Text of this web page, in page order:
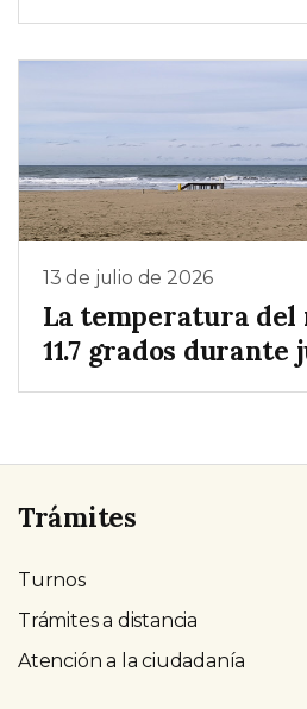
13 de julio de 2026
La temperatura del
11.7 grados durante
Trámites
Turnos
Trámites a distancia
Atención a la ciudadanía